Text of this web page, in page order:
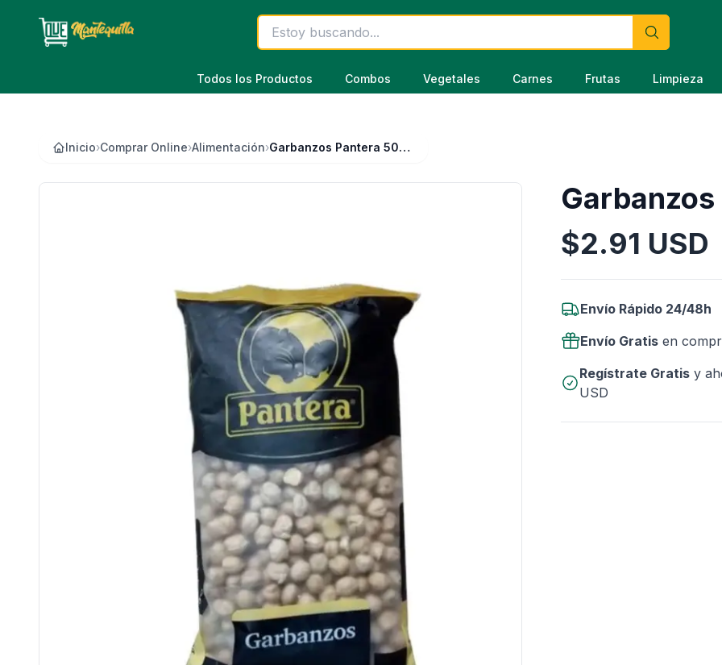
Todos los Productos Combos Vegetales Carnes Frutas Limpieza
Inicio›Comprar Online›Alimentación› Garbanzos Pantera 500 g
Información del Producto
$2.91 USD
Envío Rápido 24/48h
Envío Gratis en
Regístrate Gratisy
USD